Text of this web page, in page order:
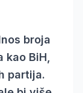
broja
BiH,
partija.